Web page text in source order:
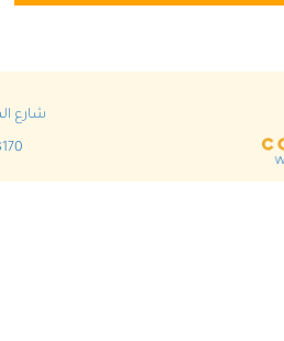
شارع الملك